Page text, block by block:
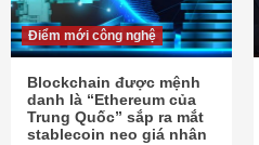
Điểm mới công nghệ
Blockchain được mệnh
danh là “Ethereum của
Trung Quốc” sắp ra mắt
stablecoin neo giá nhân